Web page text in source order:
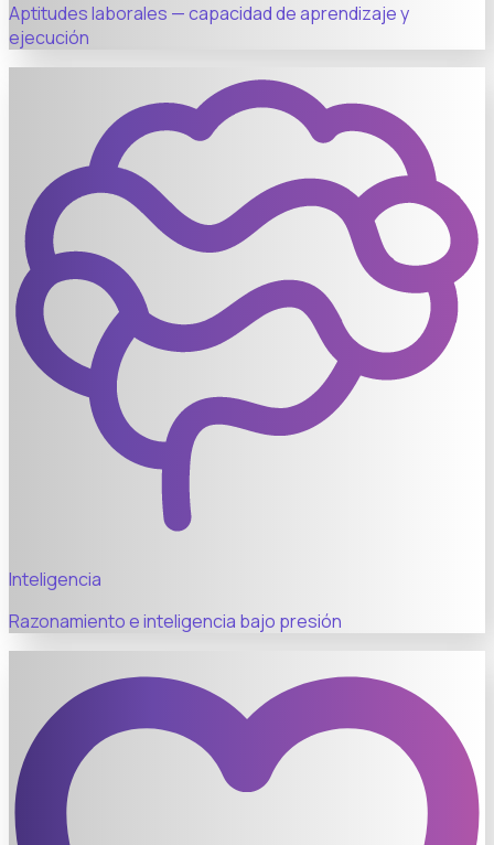
Aptitudes laborales — capacidad de aprendizaje y
ejecución
Inteligencia
Razonamiento e inteligencia bajo presión